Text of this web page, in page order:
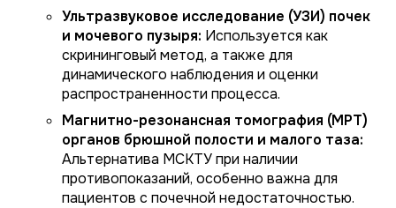
Ультразвуковое исследование (УЗИ) почек
и мочевого пузыря: Используется как
скрининговый метод, а также для
динамического наблюдения и оценки
распространенности процесса.
Магнитно-резонансная томография (МРТ)
органов брюшной полости и малого таза:
Альтернатива МСКТУ при наличии
противопоказаний, особенно важна для
пациентов с почечной недостаточностью.